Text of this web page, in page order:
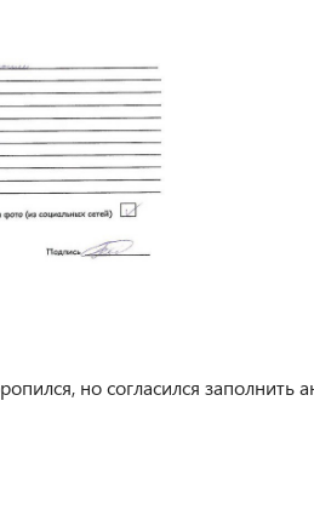
но согласился заполнить